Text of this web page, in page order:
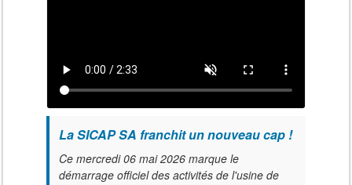
La SICAP SA franchit un nouveau cap !
Ce mercredi 06 mai 2026 marque le
démarrage officiel des activités de l'usine de